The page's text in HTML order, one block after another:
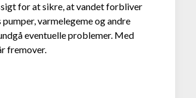
for at sikre, at vandet forbliver
varmelegeme og andre
eventuelle problemer. Med
fremover.